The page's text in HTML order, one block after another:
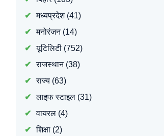
मध्यप्रदेश(41)
मनोरंजन(14)
यूटिलिटी(752)
राजस्थान(38)
राज्य(63)
लाइफ स्टाइल(31)
वायरल(4)
शिक्षा(2)